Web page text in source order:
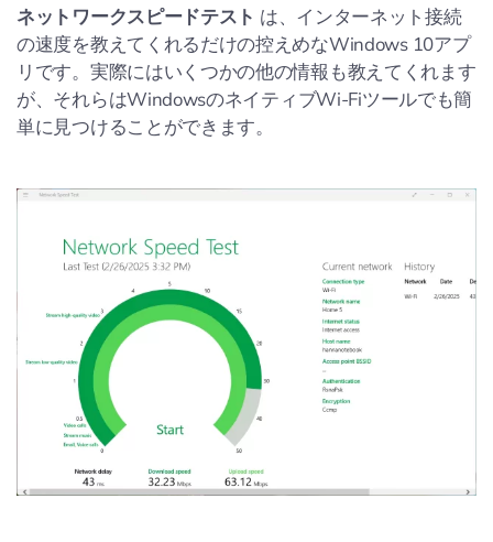
ネットワークスピードテスト は、インターネット接続
の速度を教えてくれるだけの控えめなWindows 10アプ
リです。実際にはいくつかの他の情報も教えてくれます
が、それらはWindowsのネイティブWi-Fiツールでも簡
単に見つけることができます。